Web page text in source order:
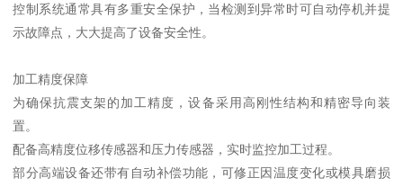
控制系统通常具有多重安全保护，当检测到异常时可自动停机并提
示故障点，大大提高了设备安全性。
加工精度保障
为确保抗震支架的加工精度，设备采用高刚性结构和精密导向装
置。
配备高精度位移传感器和压力传感器，实时监控加工过程。
部分高端设备还带有自动补偿功能，可修正因温度变化或模具磨损